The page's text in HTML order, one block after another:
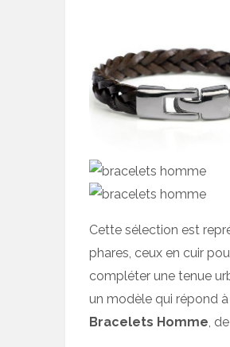
Cette sélection est
phares, ceux en cuir
compléter une tenue
un modèle qui répond
Bracelets Homme ,